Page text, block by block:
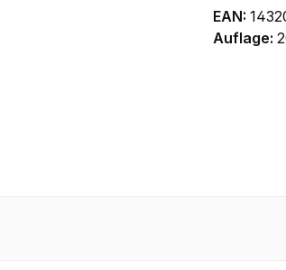
EAN:
Auflage: